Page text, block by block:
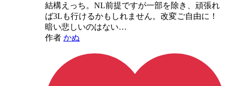
結構えっち。NL前提ですが一部を除き、頑張れ
ば3Lも行けるかもしれません。改変ご自由に！
暗い悲しいのはない…
作者 かぬ